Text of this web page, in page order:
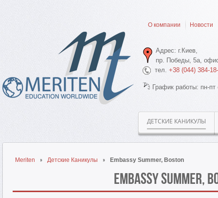
О компании Новости
Адрес: г.Киев,
пр. Победы, 5а,
тел. +38 (044) 384-
График работы: пн-
ДЕТСКИЕ КАНИКУЛЫ
Meriten Детские Каникулы Embassy Summer, Boston
Embassy Summer,